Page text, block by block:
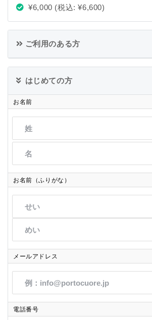
¥6,000 (税込: ¥6,600)
ご利用のある方
はじめての方
お名前
お名前（ふりがな）
メールアドレス
電話番号